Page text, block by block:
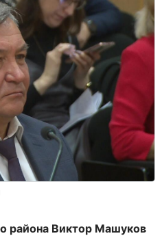
района Виктор Машуков